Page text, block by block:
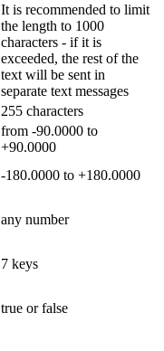
It is recommended to limit
the length to 1000
characters - if it is
exceeded, the rest of the
text will be sent in
separate text messages
255 characters
from -90.0000 to
+90.0000
-180.0000 to +180.0000
any number
7 keys
true or false